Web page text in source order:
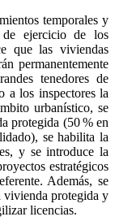
temporales y
de ejercicio de los
que las viviendas
permanentemente
tenedores de
a los inspectores la
urbanístico, se
protegida (50 % en
se habilita la
y se introduce la
estratégicos
Además, se
vivienda protegida y
licencias.